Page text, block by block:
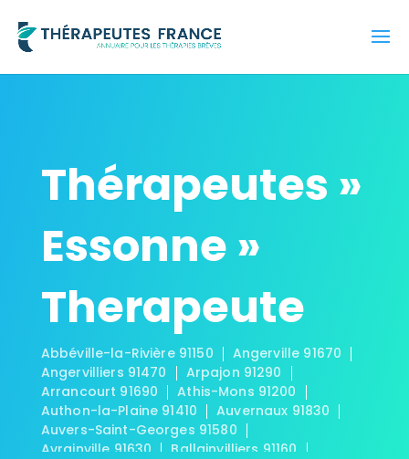
Thérapeutes »
Essonne »
Therapeute
Abbéville-la-Rivière 91150
Angerville 91670
Angervilliers 91470
Arpajon 91290
Arrancourt 91690
Athis-Mons 91200
Authon-la-Plaine 91410
Auvernaux 91830
Auvers-Saint-Georges 91580
Avrainville 91630
Ballainvilliers 91160